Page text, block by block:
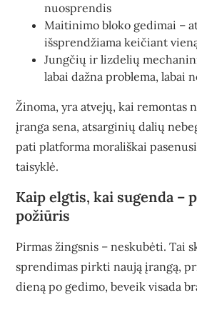
nuosprendis
Maitinimo bloko gedimai –
išsprendžiama keičiant
Jungčių ir lizdelių
labai dažna problema, labai
Žinoma, yra atvejų, kai remontas
įranga sena, atsarginių dalių
pati platforma morališkai
taisyklė.
Kaip elgtis, kai sugenda –
požiūris
Pirmas žingsnis – neskubėti. Tai
sprendimas pirkti naują įrangą,
dieną po gedimo, beveik visada